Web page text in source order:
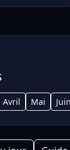
Avril Mai Juin